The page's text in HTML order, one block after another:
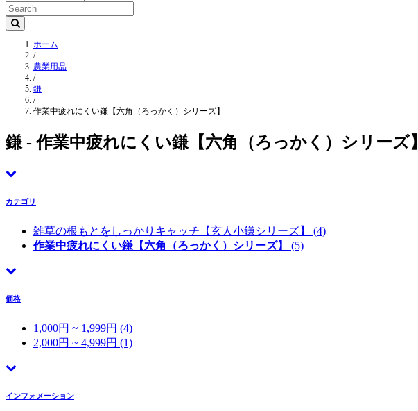
ホーム
/
農業用品
/
鎌
/
作業中疲れにくい鎌【六角（ろっかく）シリーズ】
鎌 - 作業中疲れにくい鎌【六角（ろっかく）シリーズ】
カテゴリ
雑草の根もとをしっかりキャッチ【玄人小鎌シリーズ】 (4)
作業中疲れにくい鎌【六角（ろっかく）シリーズ】
(5)
価格
1,000円 ~ 1,999円 (4)
2,000円 ~ 4,999円 (1)
インフォメーション